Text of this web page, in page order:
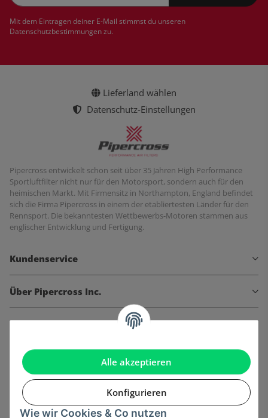
Alle akzeptieren
Konfigurieren
Wie wir Cookies & Co nutzen
Mit dem Eintragen deiner E-Mail stimmst du unseren
Datenschutzbestimmungenzu.
Lieferland wählen
Datenschutz-Einstellungen
Pipercross entwickelt schon seit über 35 Jahren High Performance
Sportluftfilter nicht nur für den Motorsport, sondern auch für den
heimischen Markt. Mit Firmensitz in Northampton, England befindet
sich die Firma Pipercross in einem der etabliertesten Länder für den
Rennsport. Die bekanntesten Wettbewerbs-Motoren stammen aus
englischer Entwicklung und Fertigung.
Kundenservice
Über Pipercross Inc.
Informationen
Gesetzliche Informationen